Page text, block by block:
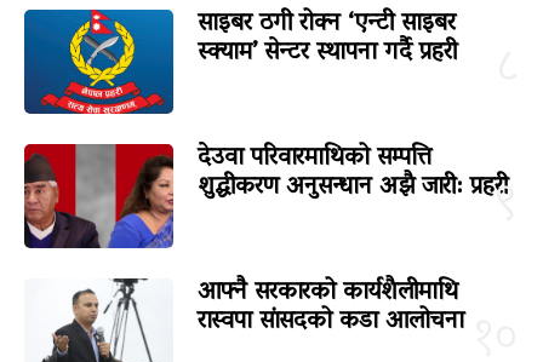
साइबर ठगी रोक्न ‘एन्टी साइबर
स्क्याम’ सेन्टर स्थापना गर्दै प्रहरी
९
देउवा परिवारमाथिको सम्पत्ति
शुद्धीकरण अनुसन्धान अझै जारी: प्रहरी
आफ्नै सरकारको कार्यशैलीमाथि
रास्वपा सांसदको कडा आलोचना